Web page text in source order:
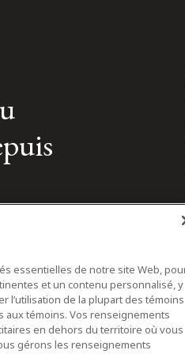
essentielles de notre site Web,
et un contenu personnalisé, y
l’utilisation de la plupart des témoins
témoins. Vos renseignements
en dehors du territoire où vous
gérons les renseignements